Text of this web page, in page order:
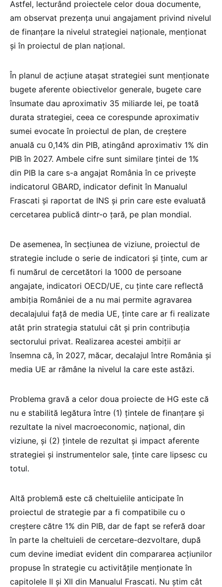
Astfel, lecturând proiectele celor doua documente,
am observat prezența unui angajament privind nivelul
de finanțare la nivelul strategiei naționale, menționat
și în proiectul de plan național.
În planul de acțiune atașat strategiei sunt menționate
bugete aferente obiectivelor generale, bugete care
însumate dau aproximativ 35 miliarde lei, pe toată
durata strategiei, ceea ce corespunde aproximativ
sumei evocate în proiectul de plan, de creștere
anuală cu 0,14% din PIB, atingând aproximativ 1% din
PIB în 2027. Ambele cifre sunt similare țintei de 1%
din PIB la care s-a angajat România în ce privește
indicatorul GBARD, indicator definit în Manualul
Frascati și raportat de INS și prin care este evaluată
cercetarea publică dintr-o țară, pe plan mondial.
De asemenea, în secțiunea de viziune, proiectul de
strategie include o serie de indicatori și ținte, cum ar
fi numărul de cercetători la 1000 de persoane
angajate, indicatori OECD/UE, cu ținte care reflectă
ambiția României de a nu mai permite agravarea
decalajului față de media UE, ținte care ar fi realizate
atât prin strategia statului cât și prin contribuția
sectorului privat. Realizarea acestei ambiții ar
însemna că, în 2027, măcar, decalajul între România și
media UE ar rămâne la nivelul la care este astăzi.
Problema gravă a celor doua proiecte de HG este că
nu e stabilită legătura între (1) țintele de finanțare și
rezultate la nivel macroeconomic, național, din
viziune, și (2) țintele de rezultat și impact aferente
strategiei și instrumentelor sale, ținte care lipsesc cu
totul.
Altă problemă este că cheltuielile anticipate în
proiectul de strategie par a fi compatibile cu o
creștere către 1% din PIB, dar de fapt se referă doar
în parte la cheltuieli de cercetare-dezvoltare, după
cum devine imediat evident din compararea acțiunilor
propuse în strategie cu activitățile menționate în
capitolele II și XII din Manualul Frascati. Nu știm cât